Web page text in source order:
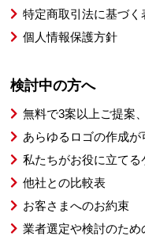
特定商取引法に基づく
個人情報保護方針
検討中の方へ
無料で3案以上ご提案
あらゆるロゴの作成が
私たちがお役に立て
他社との比較表
お客さまへのお約束
業者選定や検討のた